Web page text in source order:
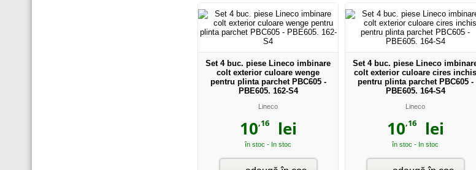
Set 4 buc. piese Lineco imbinare
colt exterior culoare wenge
pentru plinta parchet PBC605 -
PBE605. 162-S4
Lineco
10,16lei
în stoc - In stoc
Set 4 buc. piese Lineco
colt exterior culoare cires inchis
pentru plinta parchet PBC605 -
PBE605. 164-S4
Lineco
10,16lei
în stoc - In stoc